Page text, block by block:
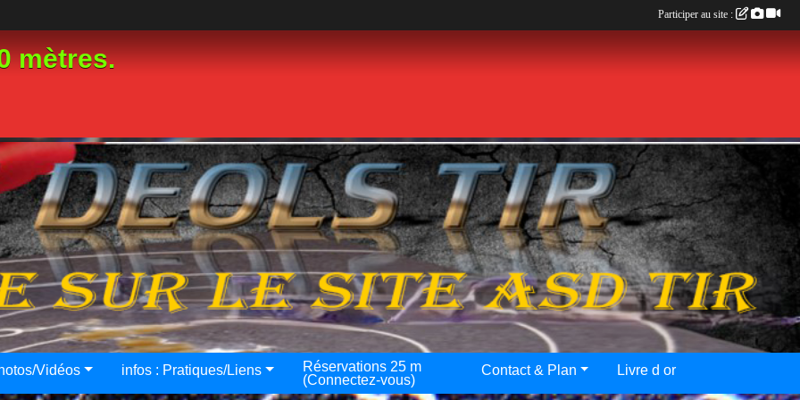
mètres.
Vidéos infos : Pratiques/Liens
Réservations 25 m
(Connectez-vous)
Contact & Plan Livre d or
Participer au site :